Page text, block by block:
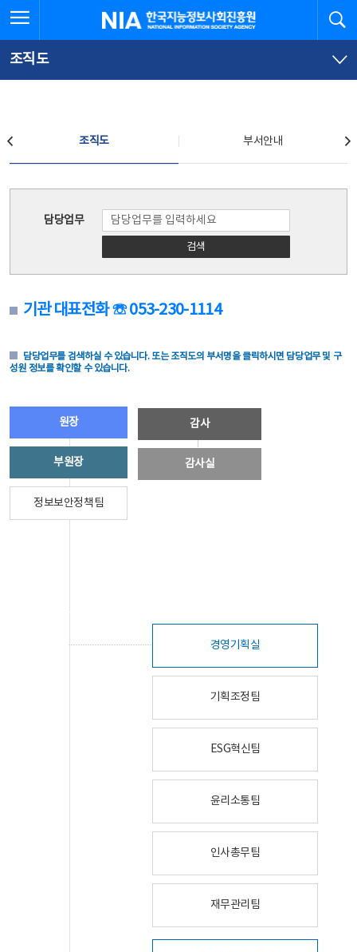
문
로
가
체
뉴
바
가
한국지능정보사회진흥원
조직도
조직도 부서안내
담당업무
검색
기관 대표전화 ☏ 053-230-1114
담당업무를 검색하실 수 있습니다. 또는 조직도의 부서명을 클릭하시면 담당업무 및 구
성원 정보를 확인할 수 있습니다.
원장
부원장
정보보안정책팀
감사
감사실
경영기획실
기획조정팀
ESG혁신팀
윤리소통팀
인사총무팀
재무관리팀